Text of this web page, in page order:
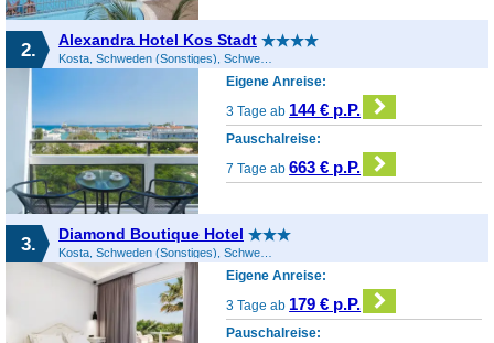
2. Alexandra Hotel Kos Stadt
Kosta, Schweden (Sonstiges), Schweden
Eigene Anreise:
3 Tage ab 144 € p.P.
Pauschalreise:
7 Tage ab663 € p.P.
3. Diamond Boutique Hotel
Kosta, Schweden (Sonstiges), Schweden
Eigene Anreise:
3 Tage ab 179 € p.P.
Pauschalreise: